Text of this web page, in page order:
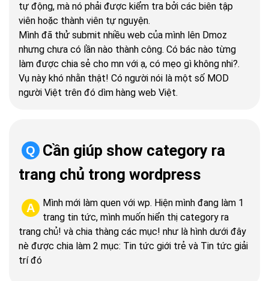
tự động, mà nó phải được kiểm tra bởi các biên tập
viên hoặc thành viên tự nguyện.
Mình đã thử submit nhiều web của mình lên Dmoz
nhưng chưa có lần nào thành công. Có bác nào từng
làm được chia sẻ cho mn với ạ, có mẹo gì không nhi?.
Vụ này khó nhằn thật! Có người nói là một số MOD
người Việt trên đó dìm hàng web Việt.
Q
Cần giúp show category ra
trang chủ trong wordpress
A
Mình mới làm quen với wp. Hiện mình đang làm 1
trang tin tức, mình muốn hiển thị category ra
trang chủ! và chia thàng các mục! như là hình dưới đây
nè được chia làm 2 mục: Tin tức giới trẻ và Tin tức giải
trí đó